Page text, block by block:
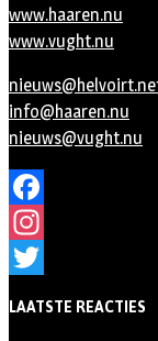
www.haaren.nu
www.vught.nu
info@haaren.nu
nieuws@vught.nu
Facebook
Instagram
LAATSTE REACTIES